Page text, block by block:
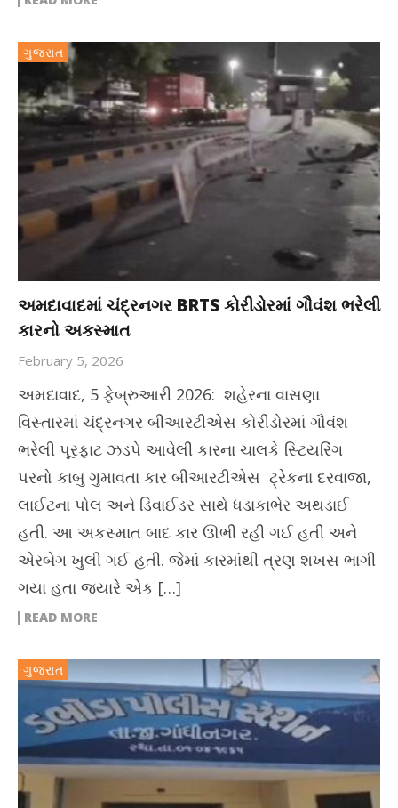
ગુજરાત
અમદાવાદમાં ચંદ્રનગર BRTS કોરીડોરમાં ગૌવંશ ભરેલી
કારનો અકસ્માત
February 5, 2026
અમદાવાદ, 5 ફેબ્રુઆરી 2026: શહેરના વાસણા
વિસ્તારમાં ચંદ્રનગર બીઆરટીએસ કોરીડોરમાં ગૌવંશ
ભરેલી પૂરફાટ ઝડપે આવેલી કારના ચાલકે સ્ટિયરિંગ
પરનો કાબુ ગુમાવતા કાર બીઆરટીએસ ટ્રેકના દરવાજા,
લાઈટના પોલ અને ડિવાઈડર સાથે ધડાકાભેર અથડાઈ
હતી. આ અકસ્માત બાદ કાર ઊભી રહી ગઈ હતી અને
એરબેગ ખુલી ગઈ હતી. જેમાં કારમાંથી ત્રણ શખસ ભાગી
ગયા હતા જ્યારે એક […]
READ MORE
ગુજરાત